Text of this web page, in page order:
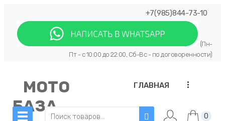
+7(985)844-73-10
(Пн-
Пт - с 10:00 до 22:00, Сб-Вс - по договоренности)
МОТО
БАЗА
ГЛАВНАЯ ...
0